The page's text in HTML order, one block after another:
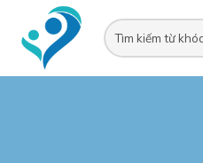
content